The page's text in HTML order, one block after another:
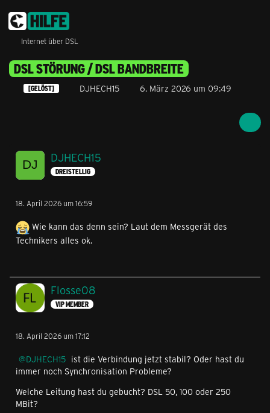
Internet über DSL
DSL STÖRUNG / DSL BANDBREITE
[GELÖST] DJHECH15 6. März 2026 um 09:49
DJHECH15
DREISTELLIG
18. April 2026 um 16:59
Wie kann das denn sein? Laut dem Messgerät des
Technikers alles ok.
Flosse08
VIP MEMBER
18. April 2026 um 17:12
DJHECH15 ist die Verbindung jetzt stabil? Oder hast du
immer noch Synchronisation Probleme?
Welche Leitung hast du gebucht? DSL 50, 100 oder 250
MBit?